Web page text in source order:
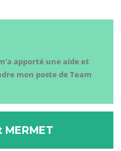
apporté une aide et
mon poste de Team